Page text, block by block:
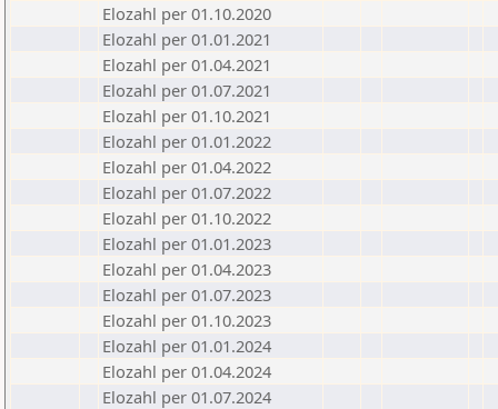
Elozahl per 01.10.2020
Elozahl per 01.01.2021
Elozahl per 01.04.2021
Elozahl per 01.07.2021
Elozahl per 01.10.2021
Elozahl per 01.01.2022
Elozahl per 01.04.2022
Elozahl per 01.07.2022
Elozahl per 01.10.2022
Elozahl per 01.01.2023
Elozahl per 01.04.2023
Elozahl per 01.07.2023
Elozahl per 01.10.2023
Elozahl per 01.01.2024
Elozahl per 01.04.2024
Elozahl per 01.07.2024